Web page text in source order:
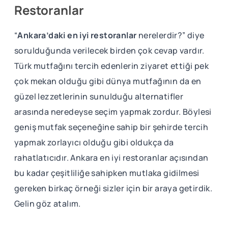
Restoranlar
“Ankara’daki en iyi restoranlar nerelerdir?” diye
sorulduğunda verilecek birden çok cevap vardır.
Türk mutfağını tercih edenlerin ziyaret ettiği pek
çok mekan olduğu gibi dünya mutfağının da en
güzel lezzetlerinin sunulduğu alternatifler
arasında neredeyse seçim yapmak zordur. Böylesi
geniş mutfak seçeneğine sahip bir şehirde tercih
yapmak zorlayıcı olduğu gibi oldukça da
rahatlatıcıdır. Ankara en iyi restoranlar açısından
bu kadar çeşitliliğe sahipken mutlaka gidilmesi
gereken birkaç örneği sizler için bir araya getirdik.
Gelin göz atalım.